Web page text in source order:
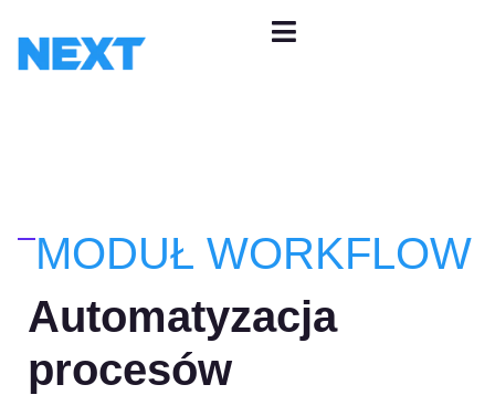
MODUŁ WORKFLOW
Automatyzacja
procesów